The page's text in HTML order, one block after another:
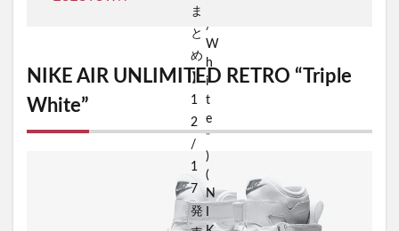
NIKE AIR UNLIMITED RETRO “Triple
White”